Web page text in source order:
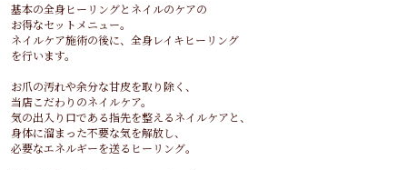
基本の全身ヒーリングとネイルのケアの
お得なセットメニュー。
ネイルケア施術の後に、全身レイキヒーリング
を行います。
お爪の汚れや余分な甘皮を取り除く、
当店こだわりのネイルケア。
気の出入り口である指先を整えるネイルケアと、
身体に溜まった不要な気を解放し、
必要なエネルギーを送るヒーリング。